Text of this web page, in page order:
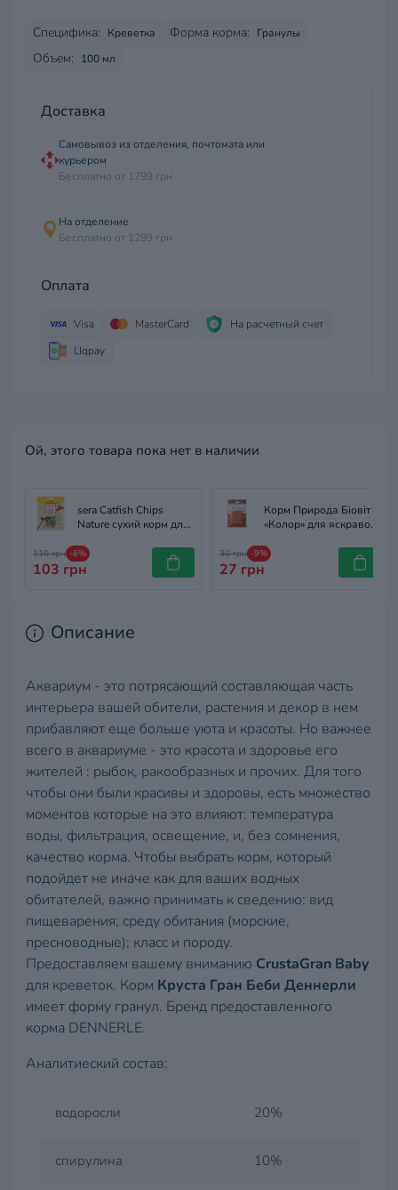
Специфика: Креветка Форма корма: Гранулы
Объем: 100 мл
Доставка
Самовывоз из отделения, почтомата или
курьером
Бесплатно от 1799 грн
На отделение
Бесплатно от 1299 грн
Оплата
Visa MasterCard
На расчетный счет
LIqpay
Ой, этого товара пока нет в наличии
sera Catfish Chips
Nature сухий корм для
110 грн -6%
103 грн
Корм Природа Біовіт
«Колор» для яскраво-
пластинчатий, 10 г
30 грн -9%
27 грн
Описание
Аквариум - это потрясающий составляющая часть
интерьера вашей обители, растения и декор в нем
прибавляют еще больше уюта и красоты. Но важнее
всего в аквариуме - это красота и здоровье его
жителей : рыбок, ракообразных и прочих. Для того
чтобы они были красивы и здоровы, есть множество
моментов которые на это влияют: температура
воды, фильтрация, освещение, и, без сомнения,
качество корма. Чтобы выбрать корм, который
подойдет не иначе как для ваших водных
обитателей, важно принимать к сведению: вид
пищеварения; среду обитания (морские,
пресноводные); класс и породу.
Предоставляем вашему вниманию СrustaGran Baby
для креветок. Корм Круста Гран Беби Деннерли
имеет форму гранул. Бренд предоставленного
корма DENNERLE.
Аналитиеский состав:
водоросли 20%
спирулина 10%